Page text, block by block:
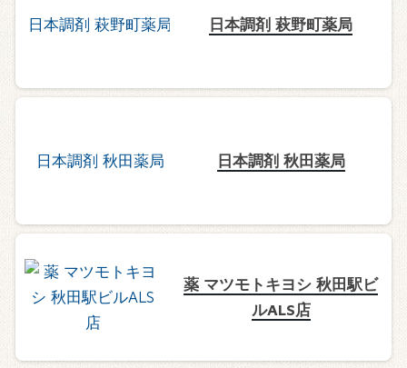
日本調剤 萩野町薬局
日本調剤 秋田薬局
薬 マツモトキヨシ 秋田駅ビ
ルALS店